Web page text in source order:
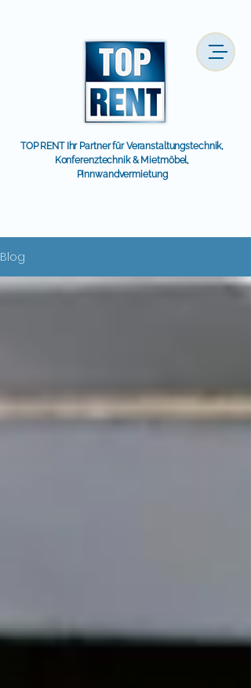
TOP RENT Ihr Partner für Veranstaltungstechnik,
Konferenztechnik & Mietmöbel,
Pinnwandvermietung
Blog